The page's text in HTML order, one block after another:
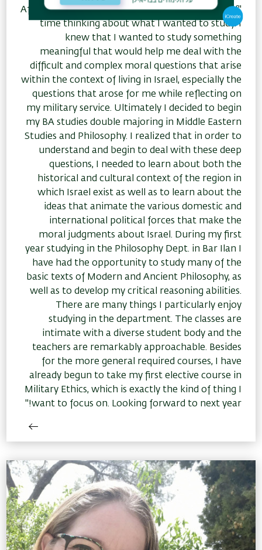
"After I finished my military service I spent a lot of
time thinking about what I wanted to study. I
knew that I wanted to study something
meaningful that would help me deal with the
difficult and complex moral questions that arise
within the context of living in Israel, especially the
questions that arose for me while reflecting on
my military service. Ultimately I decided to begin
my BA studies double majoring in Middle Eastern
Studies and Philosophy. I realized that in order to
understand and begin to deal with these deep
questions, I needed to learn about both the
historical and cultural context of the region in
which Israel exist as well as to learn about the
ideas that animate the various domestic and
international political forces that make the
moral judgments about Israel. During my first
year studying in the Philosophy Dept. in Bar Ilan I
have had the opportunity to study many of the
basic texts of Modern and Ancient Philosophy, as
well as to develop my critical reasoning abilities.
There are many things I particularly enjoy
studying in the department. The classes are
intimate with a diverse student body and the
teachers are remarkably approachable. Besides
for the more general required courses, I have
already begun to take my first elective course in
Military Ethics, which is exactly the kind of thing I
want to focus on. Looking forward to next year!"